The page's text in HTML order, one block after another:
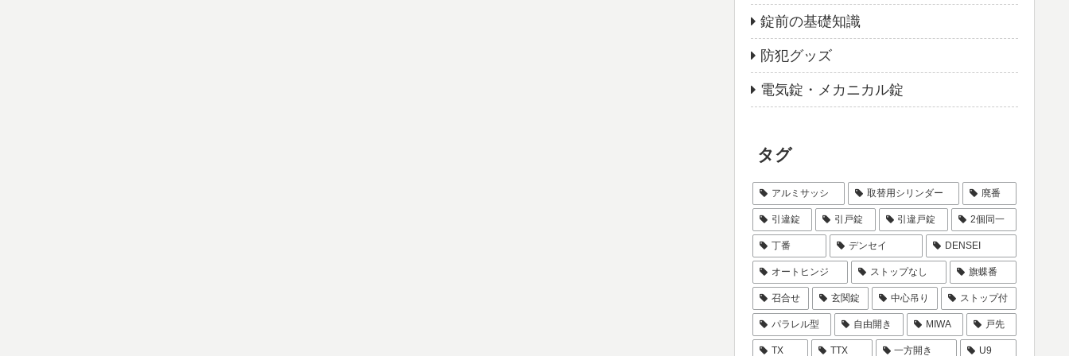
錠前の基礎知識
防犯グッズ
電気錠・メカニカル錠
タグ
アルミサッシ 取替用シリンダー 廃番
引違錠 引戸錠 引違戸錠 2個同一
丁番 デンセイ DENSEI
オートヒンジ ストップなし 旗蝶番
召合せ 玄関錠 中心吊り ストップ付
パラレル型 自由開き MIWA 戸先
TX TTX 一方開き U9